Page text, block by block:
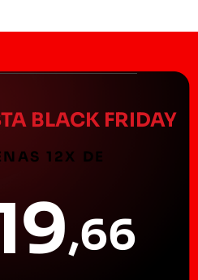
BLACK FRIDAY
12X DE
,66